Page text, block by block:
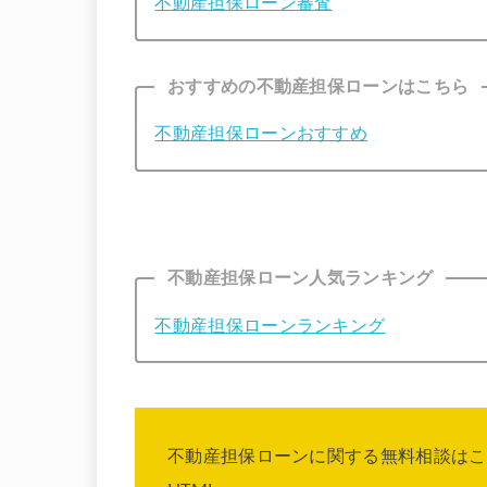
おすすめの不動産担保ローンはこちら
不動産担保ローンおすすめ
不動産担保ローン人気ランキング
不動産担保ローンランキング
不動産担保ローンに関する無料相談は